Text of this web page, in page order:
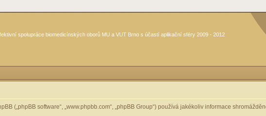
spolupráce biomedicínských oborů MU a VUT Brno s účastí aplikační sféry 2009 - 2012
(„phpBB software“, „www.phpbb.com“, „phpBB Group“) používá jakékoliv informace